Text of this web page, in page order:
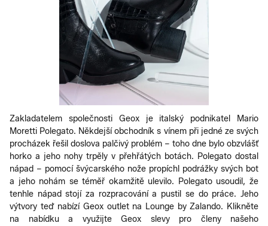
Zakladatelem společnosti Geox je italský podnikatel Mario
Moretti Polegato. Někdejší obchodník s vínem při jedné ze svých
procházek řešil doslova palčivý problém – toho dne bylo obzvlášť
horko a jeho nohy trpěly v přehřátých botách. Polegato dostal
nápad – pomocí švýcarského nože propíchl podrážky svých bot
a jeho nohám se téměř okamžitě ulevilo. Polegato usoudil, že
tenhle nápad stojí za rozpracování a pustil se do práce. Jeho
výtvory teď nabízí Geox outlet na Lounge by Zalando. Klikněte
na nabídku a využijte Geox slevy pro členy našeho